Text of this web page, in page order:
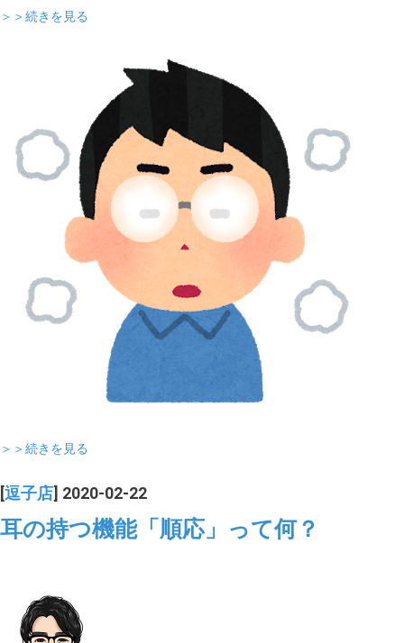
＞＞続きを見る
＞＞続きを見る
[逗子店] 2020-02-22
耳の持つ機能「順応」って何？